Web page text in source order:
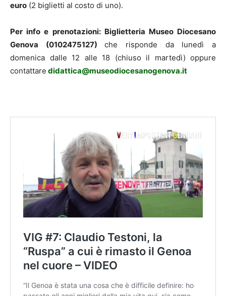
euro (2 biglietti al costo di uno).
Per info e prenotazioni: Biglietteria Museo Diocesano
Genova (0102475127)che risponde da lunedì a
domenica dalle 12 alle 18 (chiuso il martedì) oppure
contattare didattica@museodiocesanogenova.it